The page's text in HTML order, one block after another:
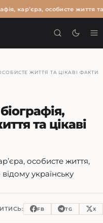
кар’єра, особисте життя та
ЖИТТЯ ТА ЦІКАВІ ФАКТИ
та цікаві
особисте життя,
українську
FB TG X